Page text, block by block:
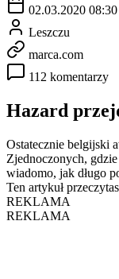
02.03.2020 08:30
Leszczu
marca.com
112 komentarzy
Hazard
Ostatecznie belgijski
Zjednoczonych,
wiadomo, jak długo
Ten artykuł
REKLAMA
REKLAMA